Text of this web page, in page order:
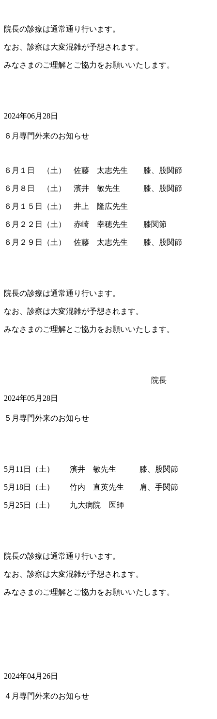
院長の診療は通常通り行います。
なお、診察は大変混雑が予想されます。
みなさまのご理解とご協力をお願いいたします。
2024年06月28日
６月専門外来のお知らせ
６月１日 （土） 佐藤 太志先生 膝、股関節
６月８日 （土） 濱井 敏先生 膝、股関節
６月１５日（土） 井上 隆広先生
６月２２日（土） 赤崎 幸穂先生 膝関節
６月２９日（土） 佐藤 太志先生 膝、股関節
院長の診療は通常通り行います。
なお、診察は大変混雑が予想されます。
みなさまのご理解とご協力をお願いいたします。
院長
2024年05月28日
５月専門外来のお知らせ
5月11日（土） 濱井 敏先生 膝、股関節
5月18日（土） 竹内 直英先生 肩、手関節
5月25日（土） 九大病院 医師
院長の診療は通常通り行います。
なお、診察は大変混雑が予想されます。
みなさまのご理解とご協力をお願いいたします。
2024年04月26日
４月専門外来のお知らせ